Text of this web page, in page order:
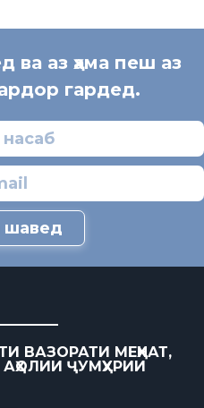
ва аз ҳама пеш аз
гардед.
шавед
ВАЗОРАТИ МЕҲНАТ,
ҶУМҲУРИИ